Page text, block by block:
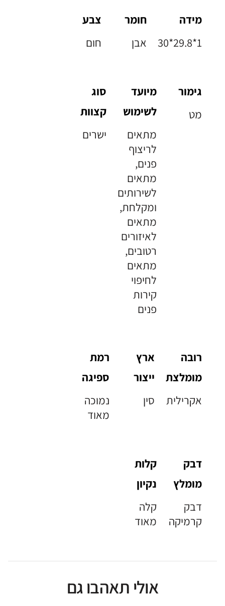
מידה
30*29.8*1
חומר
אבן
צבע
חום
גימור
מט
מיועד
לשימוש
מתאים
לריצוף
פנים,
מתאים
לשירותים
ומקלחת,
מתאים
לאיזורים
רטובים,
מתאים
לחיפוי
קירות
פנים
סוג
קצוות
ישרים
רובה
מומלצת
אקרילית
ארץ
ייצור
סין
רמת
ספיגה
נמוכה
מאוד
דבק
מומלץ
דבק
קרמיקה
קלות
נקיון
קלה
מאוד
אולי תאהבו גם